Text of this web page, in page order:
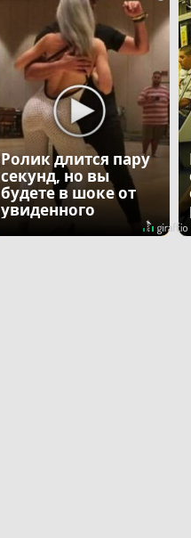
Ролик длится пару
секунд, но вы
будете в шоке от
увиденного